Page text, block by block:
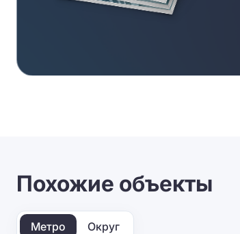
Похожие объекты
Метро Округ